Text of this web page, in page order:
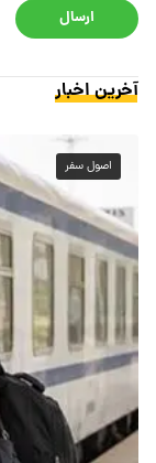
ارسال
آخرین اخبار
اصول سفر